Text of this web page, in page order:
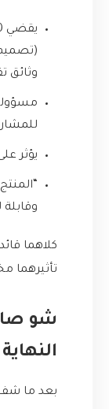
وثائق
يؤثر
كلاهما
تأثيرهما
شو
بعد ما